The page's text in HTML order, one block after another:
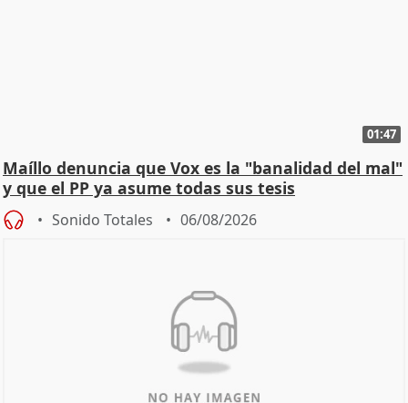
01:47
Maíllo denuncia que Vox es la "banalidad del mal"
y que el PP ya asume todas sus tesis
Sonido Totales 06/08/2026